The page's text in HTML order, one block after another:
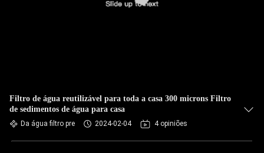
Filtro de água reutilizável para toda a casa 300 microns Filtro
de sedimentos de água para casa
Da água filtro pre 2024-02-04 4 opiniões